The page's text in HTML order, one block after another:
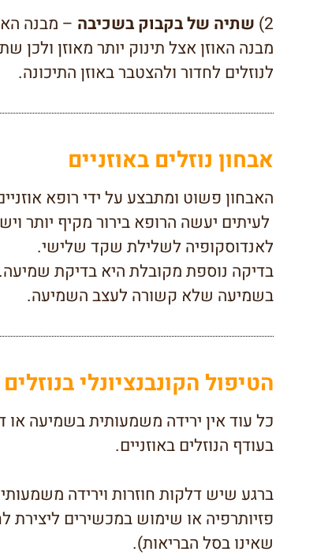
2) שתיה של בקבוק בשכיבה – מבנה
מבנה האוזן אצל תינוק יותר מאוזן ולכן
לנוזלים לחדור ולהצטבר באוזן התיכונה.
אבחון נוזלים באוזניים
האבחון פשוט ומתבצע על ידי רופא
לעיתים יעשה הרופא בירור מקיף יותר
לאנדוסקופיה לשלילת שקד שלישי.
בדיקה נוספת מקובלת היא בדיקת שמיעה.
בשמיעה שלא קשורה לעצב השמיעה.
הטיפול הקונבנציונלי
כל עוד אין ירידה משמעותית בשמיעה או
בעודף הנוזלים באוזניים.
ברגע שיש דלקות חוזרות וירידה
פזיותרפיה או שימוש במכשירים
שאינו בסל הבריאות).